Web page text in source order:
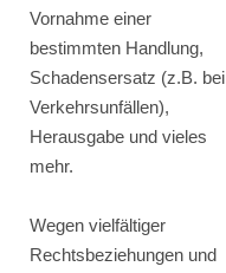
Vornahme einer
bestimmten Handlung,
Schadensersatz (z.B. bei
Verkehrsunfällen),
Herausgabe und vieles
mehr.
Wegen vielfältiger
Rechtsbeziehungen und